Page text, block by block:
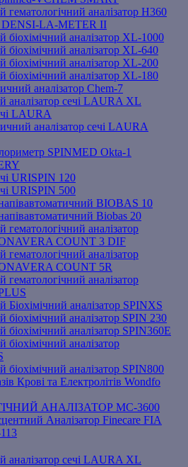
гематологічний аналізатор Н360
DENSI-LA-METER ІІ
біохімічний аналізатор XL-1000
біохімічний аналізатор XL-640
біохімічний аналізатор XL-200
біохімічний аналізатор XL-180
аналізатор Chem-7
аналізатор сечі LAURA XL
LAURA
аналізатор сечі LAURA
SPINMED Okta-1
URISPIN 120
URISPIN 500
BIOBAS 10
Biobas 20
аналізатор
COUNT 3 DIF
аналізатор
COUNT 5R
аналізатор
Біохімічний аналізатор SPINXS
аналізатор SPIN 230
аналізатор SPIN360E
аналізатор
аналізатор SPIN800
Крові та Електролітів Wondfo
АНАЛІЗАТОР MC-3600
Аналізатор Finecare FIA
аналізатор сечі LAURA XL